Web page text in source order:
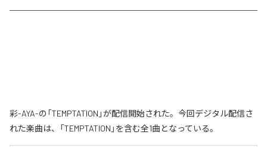
彩-AYA-の「TEMPTATION」が配信開始された。今回デジタル配信さ
れた楽曲は、「TEMPTATION」を含む全1曲となっている。